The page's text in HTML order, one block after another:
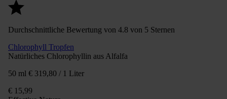
Durchschnittliche Bewertung von 4.8 von 5 Sternen
Chlorophyll Tropfen
Natürliches Chlorophyllin aus Alfalfa
50 ml € 319,80 / 1 Liter
€ 15,99